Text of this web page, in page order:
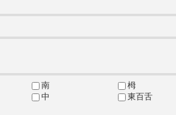
南
栂
中
東百舌